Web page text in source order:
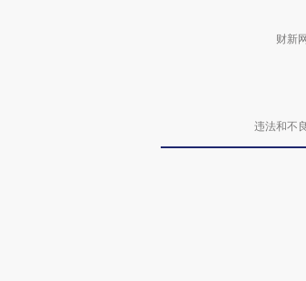
财新
违法和不